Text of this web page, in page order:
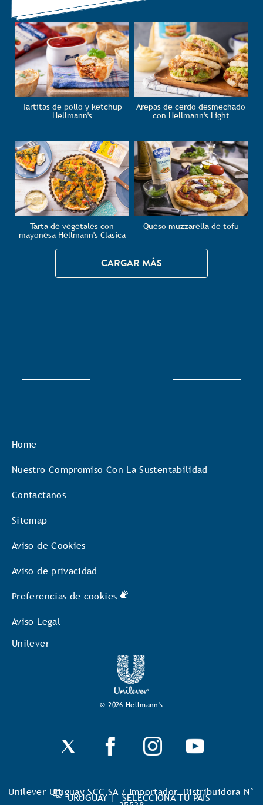
Tartitas de pollo y ketchup
Hellmann's
Arepas de cerdo desmechado
con Hellmann's Light
Tarta de vegetales con
mayonesa Hellmann's Clasica
Queso muzzarella de tofu
CARGAR MÁS
Home
Nuestro Compromiso Con La Sustentabilidad
Contactanos
Sitemap
Aviso de Cookies
Aviso de privacidad
Preferencias de cookies
Aviso Legal
Unilever
URUGUAY |SELECCIONA TU PAIS
© 2026 Hellmann's
Unilever Uruguay SCC SA / Importador. Distribuidora N°